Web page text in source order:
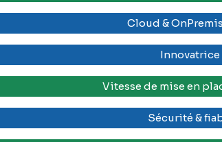
Cloud &
Innovatrice
Vitesse de mise en
Sécurité &